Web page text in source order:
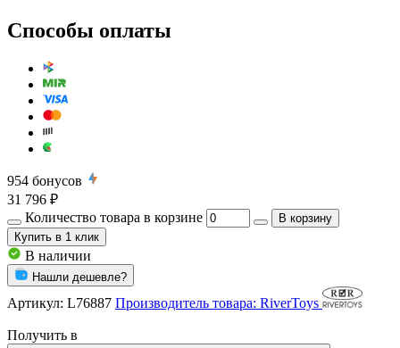
Способы оплаты
954 бонусов
31 796 ₽
Количество товара в корзине
В корзину
Купить в 1 клик
В наличии
Нашли дешевле?
Артикул: L76887 Производитель товара: RiverToys
Получить в